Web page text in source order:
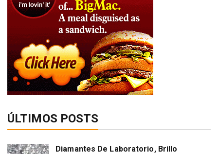
ÚLTIMOS POSTS
Diamantes De Laboratorio, Brillo